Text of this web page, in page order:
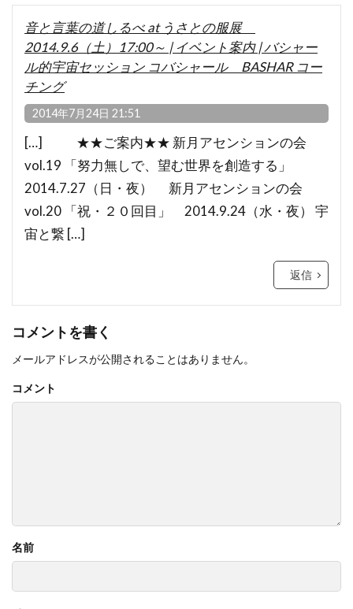
音と言葉の道しるべ at うさとの服展
2014.9.6（土）17:00～ | イベント案内 | バシャー
ル的宇宙セッション コバシャール BASHAR コー
チング
2014年7月24日 21:51
[…] ★★ご案内★★ 新月アセンションの会
vol.19 「努力無しで、望む世界を創造する」
2014.7.27（日・夜） 新月アセンションの会
vol.20 「祝・２０回目」 2014.9.24（水・夜） 宇
宙と繋 […]
返信
コメントを書く
メールアドレスが公開されることはありません。
コメント
名前